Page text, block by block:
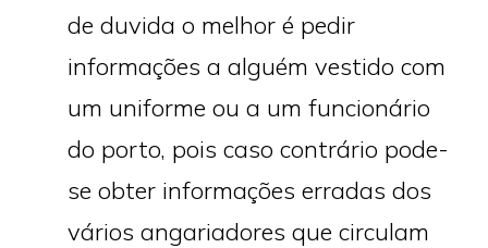
de duvida o melhor é pedir
informações a alguém vestido com
um uniforme ou a um funcionário
do porto, pois caso contrário pode-
se obter informações erradas dos
vários angariadores que circulam